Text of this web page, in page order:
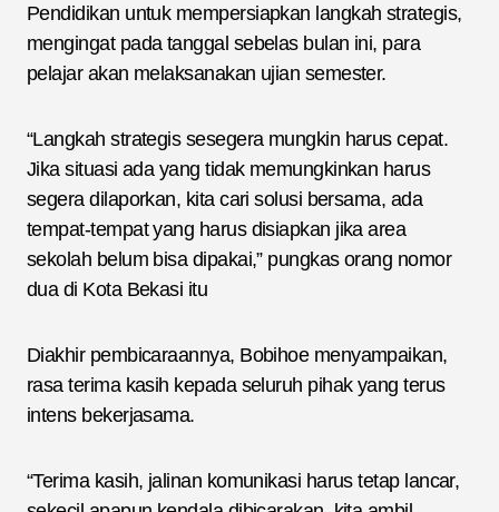
Pendidikan untuk mempersiapkan langkah strategis,
mengingat pada tanggal sebelas bulan ini, para
pelajar akan melaksanakan ujian semester.
“Langkah strategis sesegera mungkin harus cepat.
Jika situasi ada yang tidak memungkinkan harus
segera dilaporkan, kita cari solusi bersama, ada
tempat-tempat yang harus disiapkan jika area
sekolah belum bisa dipakai,” pungkas orang nomor
dua di Kota Bekasi itu
Diakhir pembicaraannya, Bobihoe menyampaikan,
rasa terima kasih kepada seluruh pihak yang terus
intens bekerjasama.
“Terima kasih, jalinan komunikasi harus tetap lancar,